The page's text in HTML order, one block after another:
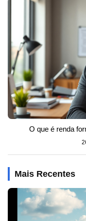
O que é renda
Mais Recentes